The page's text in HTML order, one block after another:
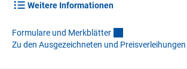
Weitere Informationen
Formulare und Merkblätter
Zu den Ausgezeichneten und Preisverleihungen